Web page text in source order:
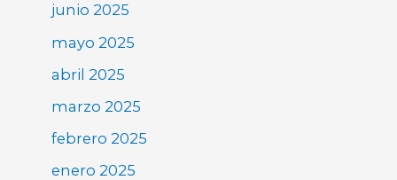
junio 2025
mayo 2025
abril 2025
marzo 2025
febrero 2025
enero 2025